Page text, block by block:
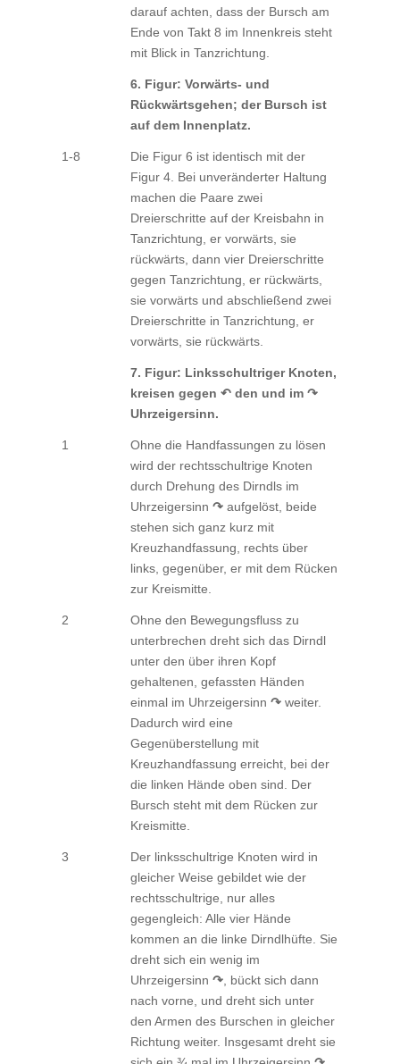
darauf achten, dass der Bursch am
Ende von Takt 8 im Innenkreis steht
mit Blick in Tanzrichtung.
6. Figur: Vorwärts- und
Rückwärtsgehen; der Bursch ist
auf dem Innenplatz.
1-8
Die Figur 6 ist identisch mit der
Figur 4. Bei unveränderter Haltung
machen die Paare zwei
Dreierschritte auf der Kreisbahn in
Tanzrichtung, er vorwärts, sie
rückwärts, dann vier Dreierschritte
gegen Tanzrichtung, er rückwärts,
sie vorwärts und abschließend zwei
Dreierschritte in Tanzrichtung, er
vorwärts, sie rückwärts.
7. Figur: Linksschultriger Knoten,
kreisen gegen ↶ den und im ↷
Uhrzeigersinn.
1
Ohne die Handfassungen zu lösen
wird der rechtsschultrige Knoten
durch Drehung des Dirndls im
Uhrzeigersinn ↷aufgelöst, beide
stehen sich ganz kurz mit
Kreuzhandfassung, rechts über
links, gegenüber, er mit dem Rücken
zur Kreismitte.
2
Ohne den Bewegungsfluss zu
unterbrechen dreht sich das Dirndl
unter den über ihren Kopf
gehaltenen, gefassten Händen
einmal im Uhrzeigersinn ↷weiter.
Dadurch wird eine
Gegenüberstellung mit
Kreuzhandfassung erreicht, bei der
die linken Hände oben sind. Der
Bursch steht mit dem Rücken zur
Kreismitte.
3
Der linksschultrige Knoten wird in
gleicher Weise gebildet wie der
rechtsschultrige, nur alles
gegengleich: Alle vier Hände
kommen an die linke Dirndlhüfte. Sie
dreht sich ein wenig im
Uhrzeigersinn ↷, bückt sich dann
nach vorne, und dreht sich unter
den Armen des Burschen in gleicher
Richtung weiter. Insgesamt dreht sie